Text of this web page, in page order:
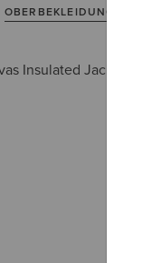
OBERBEKLEIDUNG